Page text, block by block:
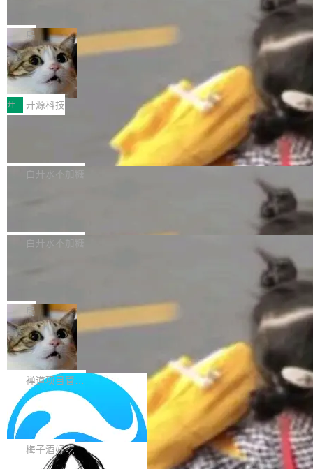
化系统等关键方向的系统性技术实力。 本届赛事
聚焦多语言对话语音模型面临的关键技术挑战，
共吸引来自全球工业界与学术界的1...
5 的架构基础构建，参数规模扩展至 2.4 万亿，
激活参数95B，支持100万上下文Tokens，在编
程、办公、科研以及长周期任务等方面实现了全
面提升。它不仅能应对更具挑战性的问题，还能
更可靠地端到端完成复杂任务，输出值得信赖的
成果。 全球开发者都可通过千问 AI 平台获得 Q
wen3.8 的 API 服务：国内每百万 Tok...
态生成模型，能生成带原生立体声的 2K 视频。
没有发布会，没有预告，直接扔了篇文章出来，
权重已经上传至 Hugging Face。 去年国内的视
频生成模型还在追 Runway 和 Pika 的参数，今
天 MiniMax H3 从架构到许可都摆上台面了。一
个模型，三个模块，两个开源。 H3 由三个模块
组成：H3-Context-IR 负责多模态指令理解和编
排（闭源，提供 API）；H3-Base 是核心生成模
型，33B 参数，负责 768p 音视频生成（开
局
DeepSeek-V4-Flash正式版API上线超
算互联网
近日，DeepSeek-V4-Flash 正式版 API 开启公
开测试。国家超算互联网正式上线 DeepSeek-V
4-Flash 正式版（DeepSeek-V4-Flash-0731）
模型 API 调用服务和模型文件。 DeepSeek-V4-
Flash-0731 经过大量后训练工作，智能体能力
大幅增强，指令遵循能力大幅增强。在多项基准
模型 API 调用服务，用户无需繁琐环境配置，一
开 开源科技
Docker 29.7.1 现已发布，具体更新内容如下：
Bug fixes and enhancements 修复了一个回归
绝遍历绝对符号链接的容器路径，例如/var/run -
更新说明：https://github.com/moby/...
白开水不加糖
计语言和 React 组件库。Ant Design 6.5.3 现
ut.OTP 的 mask 为 true 时仍显示原始值的问
题。#58805 修复 Input.TextArea 调整大小手柄
在触摸设备上显示为小圆点的问题。#58812 Ty
pography 优化 Typography 省略提示在大列表
中的渲染性能。#58806 修复 Typography...
白开水不加糖
比它便宜的。 Artificial Analysis 更新了 DeepS
eek V4 Flash 0731 的完整评测。一张 Intellige
nce Index vs Cost per Task 的散点图上，13
个模型排成一列，V4 Flash 贴着底部：$0.03
一次任务。 V4 Flash 的 Intelligence Index 得
分 50，在 101 个模型中排第 3。排在它前面
的：Claude Opus 5（61 分）、Claude Fable
5（60 分）、GPT-5.6 Sol（59 分）、Kimi K3
（57 分）、Grok 4...
局
禅道开源版 22.4 发布，内置 DevOps4.
0 正式版，提供从代码提交到交付的全
生命周期的管理能力
大家好， 禅道开源版22.4发布啦！本次发布我们
带来了DevOps4.0系列的首个正式版本。 DevO
ps4.0内置与禅道DevOps专业版同源的代码管理
核心，依托于全自研的GitFox代码托管引擎，我
们提供了从代码提交到交付的全生命周期的管理
能力。同时，我们 对禅道DevOps现有底层代码
进行了革命性的重构，为后续AI辅助编程、智能
Solon 的 10 种 HTTP 服务器：改一行
依赖，换一个引擎
用 Solon 做线上项目有一阵子了，有个点总让新
接触的人觉得意外：服务器引擎是让你选的。 S
olon 内核约 0.3MB，不内置固定的 HTTP 服务
梅子酒好吃